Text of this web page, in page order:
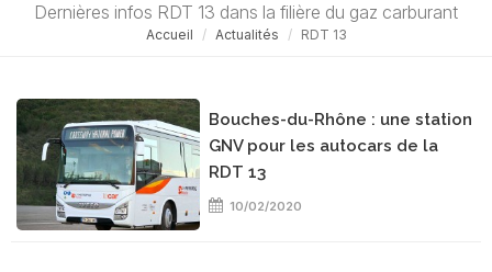
Dernières infos RDT 13 dans la filière du gaz carburant
Accueil Actualités RDT 13
Bouches-du-Rhône : une station
GNV pour les autocars de la
RDT 13
10/02/2020